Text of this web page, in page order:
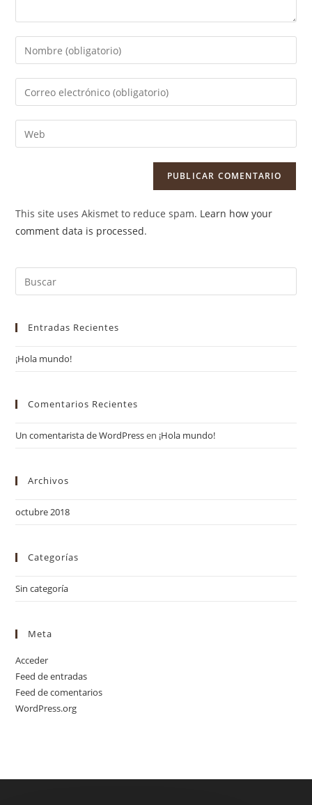
This site uses Akismet to reduce spam. Learn how your
comment data is processed.
Entradas Recientes
¡Hola mundo!
Comentarios Recientes
Un comentarista de WordPressen ¡Hola mundo!
Archivos
octubre 2018
Categorías
Sin categoría
Meta
Acceder
Feed de entradas
Feed de comentarios
WordPress.org